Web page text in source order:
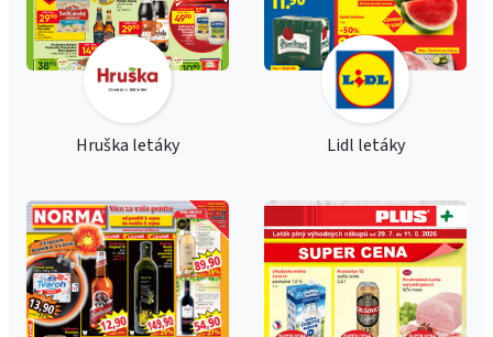
Hruška letáky Lidl letáky